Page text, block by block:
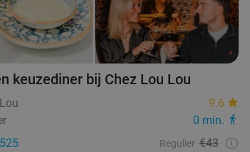
keuzediner bij Chez Lou Lou
9.6
0 min.
Regulier €43